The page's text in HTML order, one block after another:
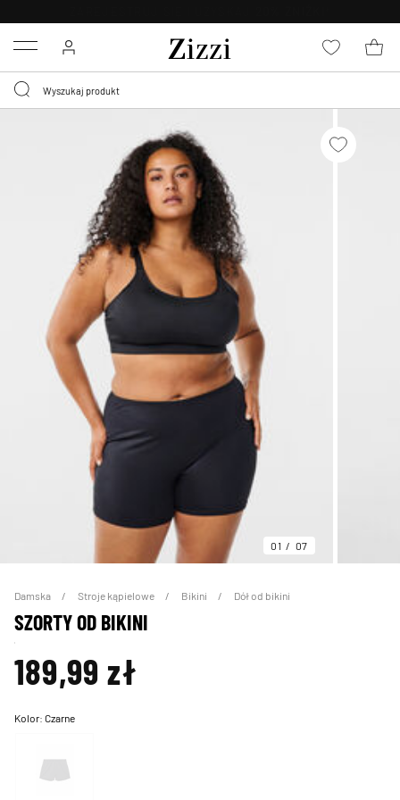
Menu
01 07
Damska Stroje kąpielowe Bikini Dół od bikini
SZORTY OD BIKINI
189,99 zł
Kolor:Czarne